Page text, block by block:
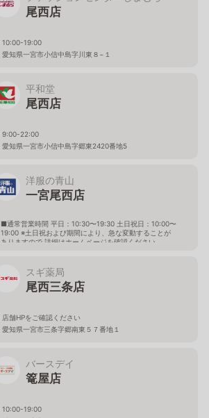
尾西店
10:00-19:00
愛知県一宮市小信中島字川東８−１
平和堂
尾西店
9:00-22:00
愛知県一宮市小信中島字郷東2420番地5
洋服の青山
一宮尾西店
■通常営業時間 平日：10:30〜19:30 土日祝日：10:00〜
19:00 ※土日祝および期間により、急な変動することが
ありますので 詳細はホームページを確認ください
スギ薬局
尾西三条店
店舗HPをご確認ください
愛知県一宮市三条字郷南東５７番地１
バースデイ
篭屋店
10:00-19:00